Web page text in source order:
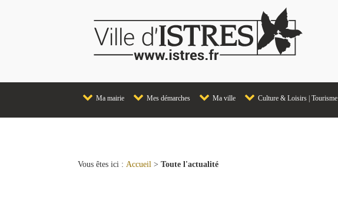
Ma mairie Mes démarches Ma ville Culture & Loisirs | Tourisme
Vous êtes ici : Accueil > Toute l'actualité